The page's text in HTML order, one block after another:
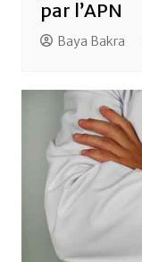
par l’APN
Baya Bakra